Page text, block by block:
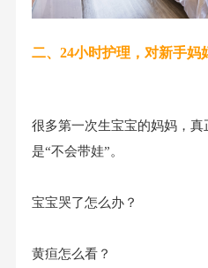
二、24小时护理，对新手妈
很多第一次生宝宝的妈妈，
是“不会带娃”。
宝宝哭了怎么办？
黄疸怎么看？